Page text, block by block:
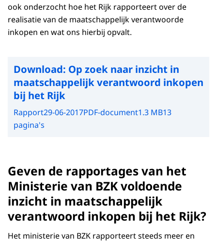
ook onderzocht hoe het Rijk rapporteert over de
realisatie van de maatschappelijk verantwoorde
inkopen en wat ons hierbij opvalt.
Download: Op zoek naar inzicht in
maatschappelijk verantwoord inkopen
bij het Rijk
Rapport29-06-2017PDF-document1.3 MB13
pagina's
Geven de rapportages van het
Ministerie van BZK voldoende
inzicht in maatschappelijk
verantwoord inkopen bij het Rijk?
Het ministerie van BZK rapporteert steeds meer en